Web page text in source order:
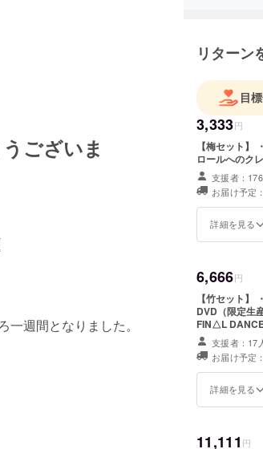
ございま
週間となりました。
リターン
目
3,333円
【梅セット
ロールへのク
支援者：176
お届け予定
詳細を見る
6,666円
【竹セット
DVD（限定生
FIN△L
支援者：17
お届け予定
詳細を見る
11,111 円